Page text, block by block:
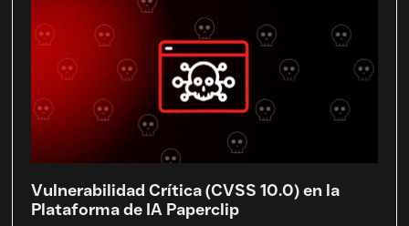
Vulnerabilidad Crítica (CVSS 10.0) en la
Plataforma de IA Paperclip